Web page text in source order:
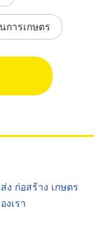
การเกษตร
ก่อสร้าง เกษตร
เรา